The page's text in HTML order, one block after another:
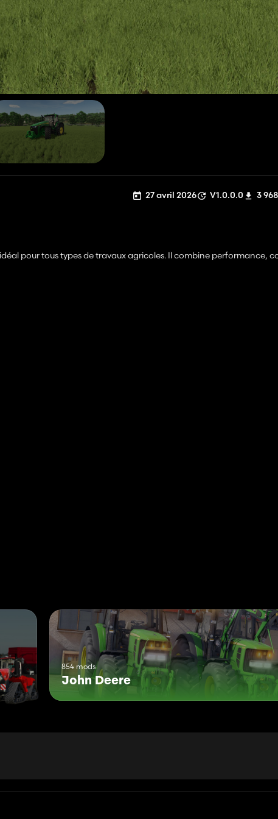
27 avril 2026 V1.0.0.0 3 968
pour tous types de travaux agricoles. Il combine performance,
854 mods
John Deere